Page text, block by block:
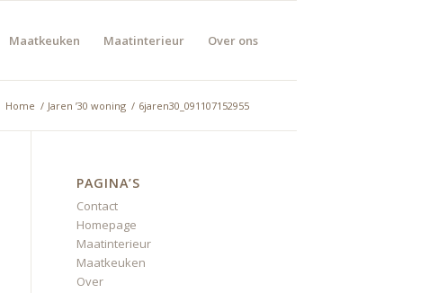
Maatkeuken Maatinterieur Over ons
Home / Jaren ’30 woning / 6jaren30_091107152955
PAGINA’S
Contact
Homepage
Maatinterieur
Maatkeuken
Over